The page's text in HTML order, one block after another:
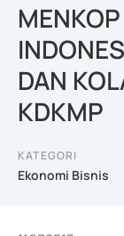
DAN
KDKMP
KATEGORI
Ekonomi Bisnis